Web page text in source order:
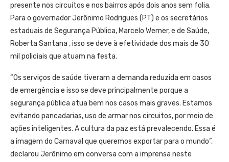
presente nos circuitos e nos bairros após dois anos sem folia.
Para o governador Jerônimo Rodrigues (PT) e os secretários
estaduais de Segurança Pública, Marcelo Werner, e de Saúde,
Roberta Santana , isso se deve à efetividade dos mais de 30
mil policiais que atuam na festa.
“Os serviços de saúde tiveram a demanda reduzida em casos
de emergência e isso se deve principalmente porque a
segurança pública atua bem nos casos mais graves. Estamos
evitando pancadarias, uso de armar nos circuitos, por meio de
ações inteligentes. A cultura da paz está prevalecendo. Essa é
a imagem do Carnaval que queremos exportar para o mundo”,
declarou Jerônimo em conversa com a imprensa neste